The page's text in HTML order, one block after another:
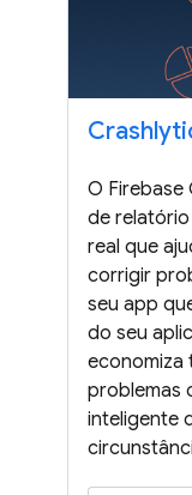
O Firebase
de
real que
corrigir
seu app
do seu
economiza
problemas
inteligente